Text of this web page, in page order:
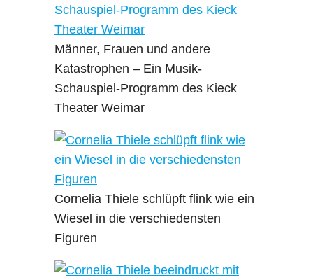
Männer, Frauen und andere
Katastrophen – Ein Musik-
Schauspiel-Programm des Kieck
Theater Weimar
Cornelia Thiele schlüpft flink wie ein
Wiesel in die verschiedensten
Figuren